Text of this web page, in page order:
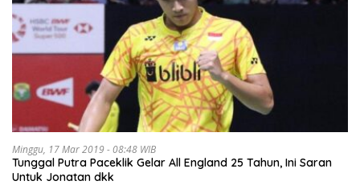
Minggu, 17 Mar 2019 - 08:48 WIB
Tunggal Putra Paceklik Gelar All England 25 Tahun, Ini Saran
Untuk Jonatan dkk